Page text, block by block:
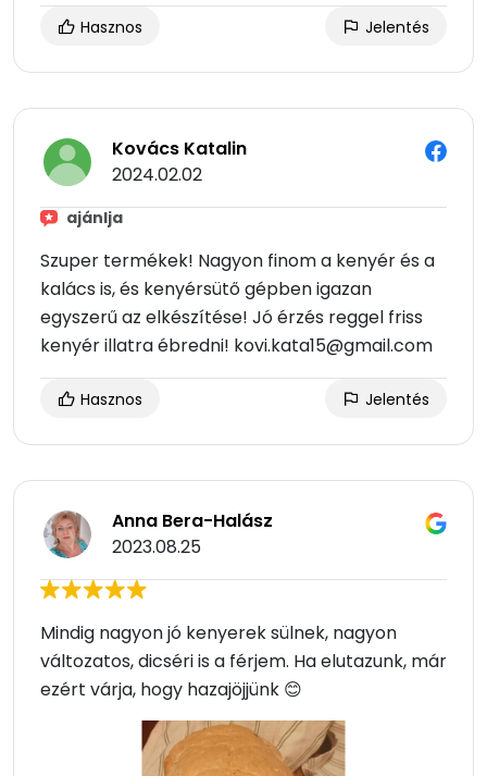
Hasznos Jelentés
Kovács Katalin
2024.02.02
ajánlja
Szuper termékek! Nagyon finom a kenyér és a
kalács is, és kenyérsütő gépben igazan
egyszerű az elkészítése! Jó érzés reggel friss
kenyér illatra ébredni! kovi.kata15@gmail.com
Hasznos Jelentés
Anna Bera-Halász
2023.08.25
Mindig nagyon jó kenyerek sülnek, nagyon
változatos, dicséri is a férjem. Ha elutazunk, már
ezért várja, hogy hazajöjjünk 😊